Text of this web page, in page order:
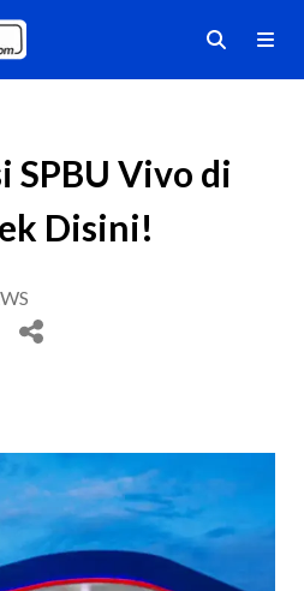
SPBU Vivo di
Disini!